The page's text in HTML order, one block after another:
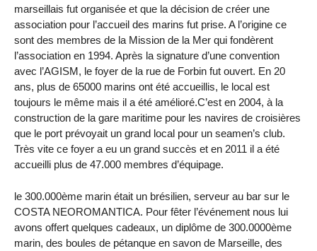
marseillais fut organisée et que la décision de créer une
association pour l’accueil des marins fut prise. A l’origine ce
sont des membres de la Mission de la Mer qui fondèrent
l’association en 1994. Après la signature d’une convention
avec l’AGISM, le foyer de la rue de Forbin fut ouvert. En 20
ans, plus de 65000 marins ont été accueillis, le local est
toujours le même mais il a été amélioré.C’est en 2004, à la
construction de la gare maritime pour les navires de croisières
que le port prévoyait un grand local pour un seamen’s club.
Très vite ce foyer a eu un grand succès et en 2011 il a été
accueilli plus de 47.000 membres d’équipage.
le 300.000ème marin était un brésilien, serveur au bar sur le
COSTA NEOROMANTICA. Pour fêter l’événement nous lui
avons offert quelques cadeaux, un diplôme de 300.0000ème
marin, des boules de pétanque en savon de Marseille, des